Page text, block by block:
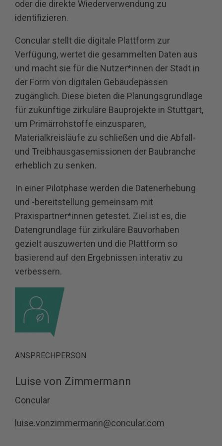
oder die direkte Wiederverwendung zu
identifizieren.
Concular stellt die digitale Plattform zur
Verfügung, wertet die gesammelten Daten aus
und macht sie für die Nutzer*innen der Stadt in
der Form von digitalen Gebäudepässen
zugänglich. Diese bieten die Planungsgrundlage
für zukünftige zirkuläre Bauprojekte in Stuttgart,
um Primärrohstoffe einzusparen,
Materialkreisläufe zu schließen und die Abfall-
und Treibhausgasemissionen der Baubranche
erheblich zu senken.
In einer Pilotphase werden die Datenerhebung
und -bereitstellung gemeinsam mit
Praxispartner*innen getestet. Ziel ist es, die
Datengrundlage für zirkuläre Bauvorhaben
gezielt auszuwerten und die Plattform so
basierend auf den Ergebnissen interativ zu
verbessern.
ANSPRECHPERSON
Luise von Zimmermann
Concular
luise.vonzimmermann@concular.com